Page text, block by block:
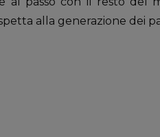
alla generazione dei